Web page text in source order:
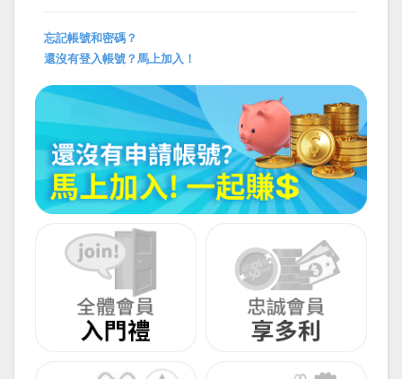
忘記帳號和密碼？
還沒有登入帳號？馬上加入！